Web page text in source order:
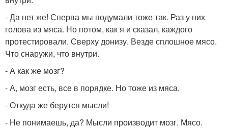
- Да нет же! Сперва мы подумали тоже так. Раз у них
голова из мяса. Но потом, как я и сказал, каждого
протестировали. Сверху донизу. Везде сплошное мясо.
Что снаружи, что внутри.
- А как же мозг?
- А, мозг есть, все в порядке. Но тоже из мяса.
- Откуда же берутся мысли!
- Не понимаешь, да? Мысли производит мозг. Мясо.